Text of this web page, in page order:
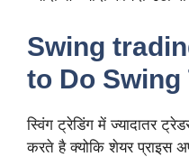
Swing
to Do Swing
स्विंग ट्रेडिंग में ज्यादातर
करते है क्योकि शेयर प्राइस